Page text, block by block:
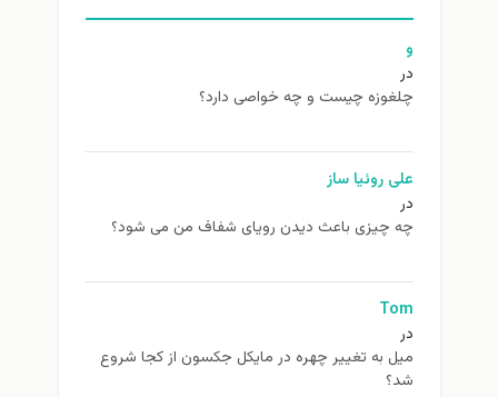
و
در
چلغوزه چیست و چه خواصی دارد؟
علی روئیا ساز
در
چه چیزی باعث دیدن رویای شفاف من می شود؟
Tom
در
ميل به تغيير چهره در مایکل جکسون از كجا شروع
شد؟